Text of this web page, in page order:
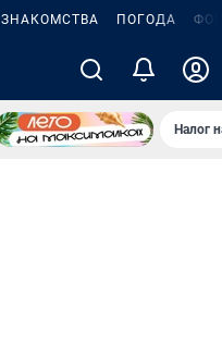
ЗНАКОМСТВА ПОГОДА
Налог